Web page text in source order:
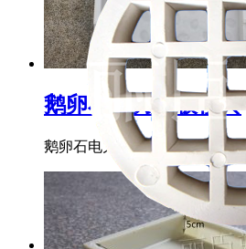
鹅卵石电力盖板模具
鹅卵石电力盖板模具的主要外...